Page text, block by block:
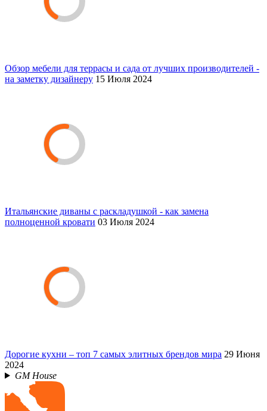
Обзор мебели для террасы и сада от лучших производителей -
на заметку дизайнеру 15 Июля 2024
Итальянские диваны с раскладушкой - как замена
полноценной кровати 03 Июля 2024
Дорогие кухни – топ 7 самых элитных брендов мира 29 Июня
2024
GM House